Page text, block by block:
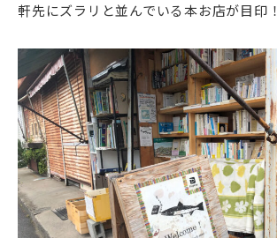
軒先にズラリと並んでいる本お店が目印！